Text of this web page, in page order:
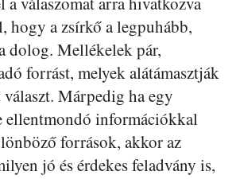
hogy a zsírkő a legpuhább,
dolog. Mellékelek pár,
forrást, melyek alátámasztják
Márpedig ha egy
ellentmondó információkkal
források, akkor az
jó és érdekes feladvány is,